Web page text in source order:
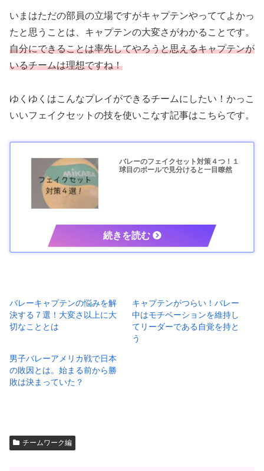
いまはただの部員の立場ですがキャプテンやっててよかっ
たと思うことは、キャプテンの大変さがわかることです。
自分にできることは率先してやろうと思えるキャプテンが
いるチームは理想ですね！
ゆくゆくはこんなプレイができるチームにしたい！かっこ
いいフェイクセットの技を使いこなす記事はこちらです。
バレーのフェイクセット対策４つ！１
球目のボールで見分けると一目瞭然
バレーキャプテンの悩みを解
決する７選！大変さ以上に大
切なこととは
キャプテンがつらい！バレー
中はモチベーションを維持し
てリーダーである自覚を持と
う
男子バレーアメリカ戦で日本
の敗因とは。始まる前から勝
敗は決まっていた？
チームワーク編